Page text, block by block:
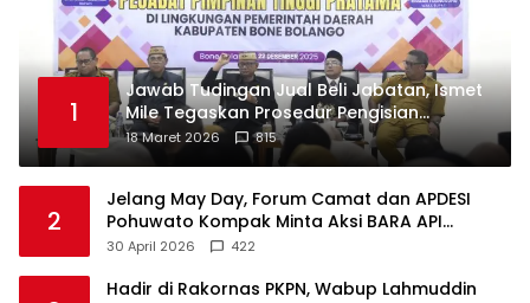
1
Jawab Tudingan Jual Beli Jabatan, Ismet
Mile Tegaskan Prosedur Pengisian
Jabatan
18 Maret 2026 815
2
Jelang May Day, Forum Camat dan APDESI
Pohuwato Kompak Minta Aksi BARA API
Ditunda
30 April 2026 422
Hadir di Rakornas PKPN, Wabup Lahmuddin